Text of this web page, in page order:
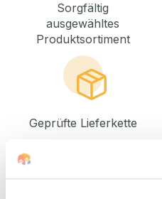
Sorgfältig
ausgewähltes
Produktsortiment
Geprüfte Lieferkette